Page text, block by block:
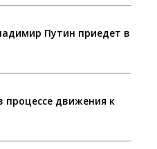
Путин приедет в
процессе движения к